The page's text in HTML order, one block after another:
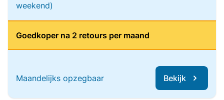
weekend)
Goedkoper na 2 retours per maand
Maandelijks opzegbaar Bekijk